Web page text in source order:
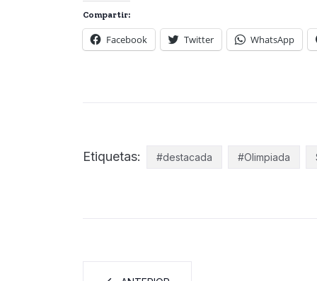
Compartir:
Facebook Twitter WhatsApp
Etiquetas: #destacada #Olimpiada